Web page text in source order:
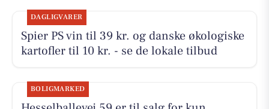
DAGLIGVARER
Spier PS vin til 39 kr. og danske økologiske
kartofler til 10 kr. - se de lokale tilbud
BOLIGMARKED